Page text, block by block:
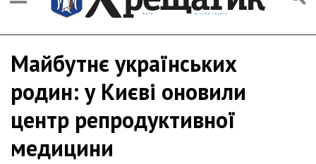
Майбутнє українських
родин: у Києві оновили
центр репродуктивної
медицини